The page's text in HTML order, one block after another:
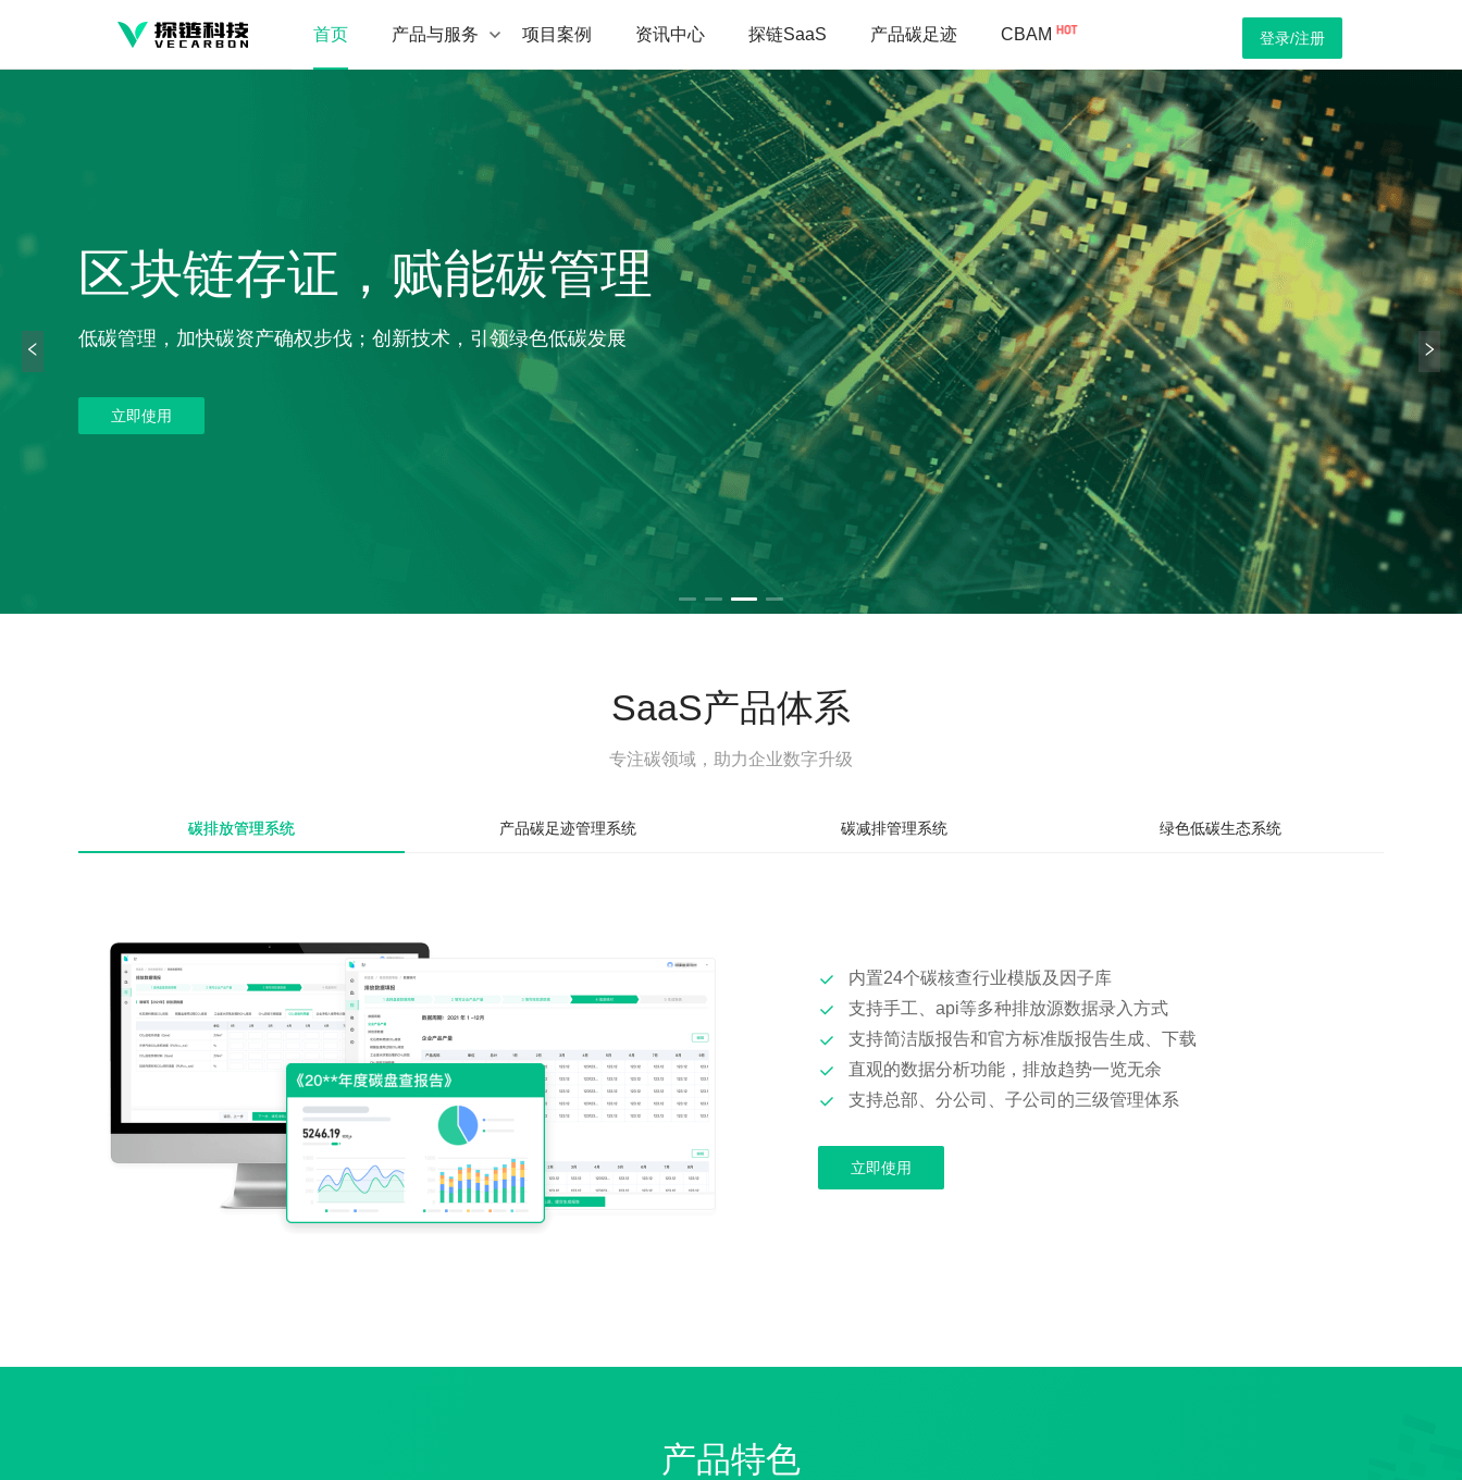
首页 产品与服务 项目案例 资讯中心 探链SaaS 产品碳足迹 CBAM 登录/注册
区块链存证，赋能碳管理
低碳管理，加快碳资产确权步伐；创新技术，引领绿色低碳发展
立即使用
SaaS产品体系
专注碳领域，助力企业数字升级
碳排放管理系统 产品碳足迹管理系统 碳减排管理系统 绿色低碳生态系统
内置24个碳核查行业模版及因子库
支持手工、api等多种排放源数据录入方式
支持简洁版报告和官方标准版报告生成、下载
直观的数据分析功能，排放趋势一览无余
支持总部、分公司、子公司的三级管理体系
立即使用
产品特色